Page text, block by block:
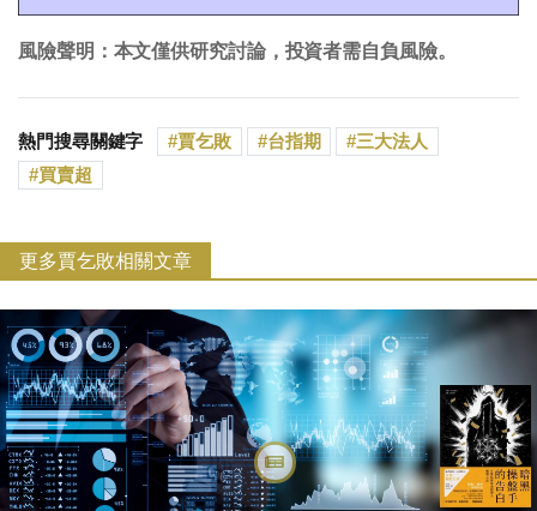
風險聲明：本文僅供研究討論，投資者需自負風險。
熱門搜尋關鍵字 賈乞敗 台指期
三大法人
買賣超
更多賈乞敗相關文章